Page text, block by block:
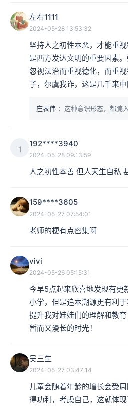
左右1111
2024-05-28 13:53:32
坚持人之初性本恶，才能重
是西方发达文明的重要因素
忽视法治而重视德化，而重
子，尔虞我诈，这是几千来中
庄表伟 ：这种意识形态，都腌
1
192****3940
2024-05-28 09:13:59
人之初性本善 但人天生自私
159****3605
2024-05-27 07:54:01
老师的梗有点密集啊
vivi
2024-05-26 05:15:31
今早5点起来欣喜地发现有
小学，但是追本溯源更有利
提升我对娃娃们的理解和教
暂而又漫长的时光！
吴三生
2024-05-27 03:47:14
儿童会随着年龄的增长会受
得功利，考虑自己，这就体现